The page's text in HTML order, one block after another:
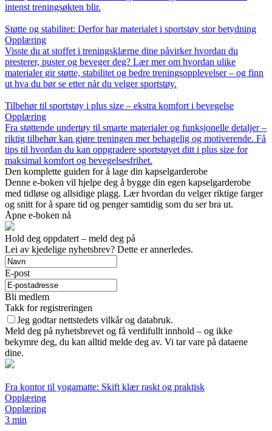
intenst treningsøkten blir.
Støtte og stabilitet: Derfor har materialet i sportstøy stor betydning
Opplæring
Visste du at stoffet i treningsklærne dine påvirker hvordan du
presterer, puster og beveger deg? Lær mer om hvordan ulike
materialer gir støtte, stabilitet og bedre treningsopplevelser – og finn
ut hva du bør se etter når du velger sportstøy.
Tilbehør til sportstøy i plus size – ekstra komfort i bevegelse
Opplæring
Fra støttende undertøy til smarte materialer og funksjonelle detaljer –
riktig tilbehør kan gjøre treningen mer behagelig og motiverende. Få
tips til hvordan du kan oppgradere sportstøyet ditt i plus size for
maksimal komfort og bevegelsesfrihet.
Den komplette guiden for å lage din kapselgarderobe
Denne e-boken vil hjelpe deg å bygge din egen kapselgarderobe
med tidløse og allsidige plagg. Lær hvordan du velger riktige farger
og snitt for å spare tid og penger samtidig som du ser bra ut.
Åpne e-boken nå
Hold deg oppdatert – meld deg på
Lei av kjedelige nyhetsbrev? Dette er annerledes.
E-post
Bli medlem
Takk for registreringen
Jeg godtar nettstedets vilkår og databruk.
Meld deg på nyhetsbrevet og få verdifullt innhold – og ikke
bekymre deg, du kan alltid melde deg av. Vi tar vare på dataene
dine.
Fra kontor til yogamatte: Skift klær raskt og praktisk
Opplæring
Opplæring
3 min